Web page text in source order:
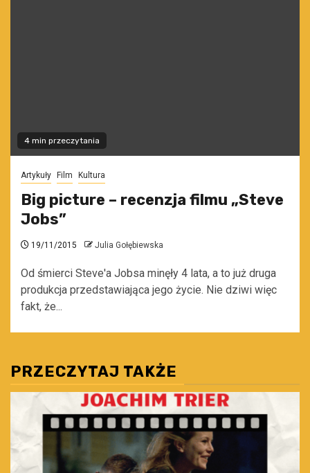
4 min przeczytania
Artykuły Film Kultura
Big picture – recenzja filmu „Steve
Jobs”
19/11/2015 Julia Gołębiewska
Od śmierci Steve'a Jobsa minęły 4 lata, a to już druga
produkcja przedstawiająca jego życie. Nie dziwi więc
fakt, że...
PRZECZYTAJ TAKŻE